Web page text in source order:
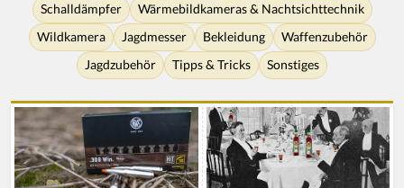
Schalldämpfer
Wärmebildkameras & Nachtsichttechnik
Wildkamera
Jagdmesser Bekleidung
Waffenzubehör
Jagdzubehör
Tipps & Tricks Sonstiges